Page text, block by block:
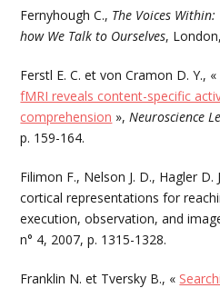
Fernyhough C., The Voices
how We Talk to Ourselves,
Ferstl E. C. et von Cramon D. Y., «
fMRI reveals content-specific
comprehension »,Neuroscience
p. 159-164.
Filimon F., Nelson J. D., Hagler D.
cortical representations for
execution, observation, and
n° 4, 2007, p. 1315-1328.
Franklin N. et Tversky B., «